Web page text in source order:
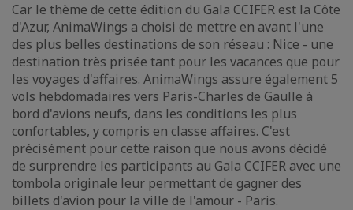
Car le thème de cette édition du Gala CCIFER est la Côte
d'Azur, AnimaWings a choisi de mettre en avant l'une
des plus belles destinations de son réseau : Nice - une
destination très prisée tant pour les vacances que pour
les voyages d'affaires. AnimaWings assure également 5
vols hebdomadaires vers Paris-Charles de Gaulle à
bord d'avions neufs, dans les conditions les plus
confortables, y compris en classe affaires. C'est
précisément pour cette raison que nous avons décidé
de surprendre les participants au Gala CCIFER avec une
tombola originale leur permettant de gagner des
billets d'avion pour la ville de l'amour - Paris.